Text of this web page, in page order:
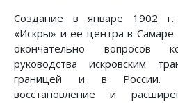
Создание в январе 1902 г.
«Искры» и ее центра в
окончательно вопросов
руководства искровским
границей и в России.
восстановление и